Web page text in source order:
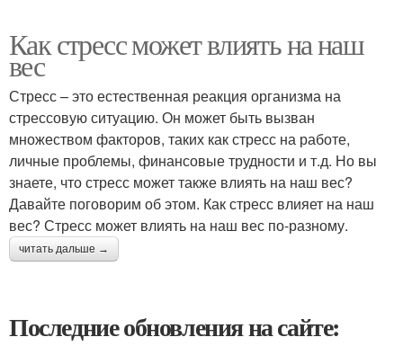
Как стресс может влиять на наш
вес
Стресс – это естественная реакция организма на
стрессовую ситуацию. Он может быть вызван
множеством факторов, таких как стресс на работе,
личные проблемы, финансовые трудности и т.д. Но вы
знаете, что стресс может также влиять на наш вес?
Давайте поговорим об этом. Как стресс влияет на наш
вес? Стресс может влиять на наш вес по-разному.
читать дальше →
Последние обновления на сайте: